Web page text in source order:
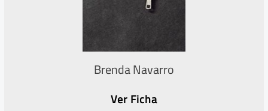
Brenda Navarro
Ver Ficha